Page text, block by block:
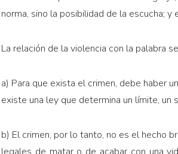
norma, sino la posibilidad de la escucha;
La relación de la violencia con la palabra
a) Para que exista el crimen, debe haber
existe una ley que determina un límite, un
b) El crimen, por lo tanto, no es el hecho